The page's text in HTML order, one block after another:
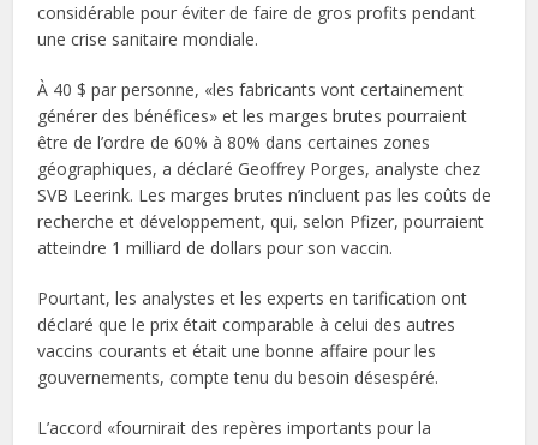
considérable pour éviter de faire de gros profits pendant
une crise sanitaire mondiale.
À 40 $ par personne, «les fabricants vont certainement
générer des bénéfices» et les marges brutes pourraient
être de l’ordre de 60% à 80% dans certaines zones
géographiques, a déclaré Geoffrey Porges, analyste chez
SVB Leerink. Les marges brutes n’incluent pas les coûts de
recherche et développement, qui, selon Pfizer, pourraient
atteindre 1 milliard de dollars pour son vaccin.
Pourtant, les analystes et les experts en tarification ont
déclaré que le prix était comparable à celui des autres
vaccins courants et était une bonne affaire pour les
gouvernements, compte tenu du besoin désespéré.
L’accord «fournirait des repères importants pour la